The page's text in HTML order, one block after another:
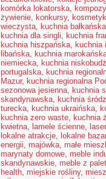
komórka lokatorska,
żywienie, konkursy,
wieczysta, kuchnia bałkańska
kuchnia dla singli, kuchnia
kuchnia hiszpańska, kuchnia
libańska, kuchnia
niemiecka, kuchnia
portugalska, kuchnia
Mazur, kuchnia regionalna
sezonowa jesienna, kuchnia
skandynawska, kuchnia
turecka, kuchnia ukraińska,
kuchnia zero waste, kuchnia
kwietna, lamele ścienne,
lokalne atrakcje, lokalne
energii, majówka, małe
marynaty domowe, meble
skandynawskie, meble z palet
health, miejskie rośliny,